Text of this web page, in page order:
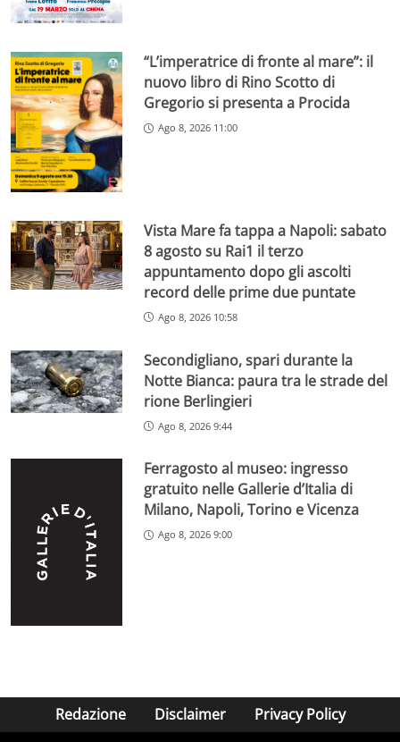
“L’imperatrice di fronte al mare”: il
nuovo libro di Rino Scotto di
Gregorio si presenta a Procida
Ago 8, 2026 11:00
Vista Mare fa tappa a Napoli: sabato
8 agosto su Rai1 il terzo
appuntamento dopo gli ascolti
record delle prime due puntate
Ago 8, 2026 10:58
Secondigliano, spari durante la
Notte Bianca: paura tra le strade del
rione Berlingieri
Ago 8, 2026 9:44
Ferragosto al museo: ingresso
gratuito nelle Gallerie d’Italia di
Milano, Napoli, Torino e Vicenza
Ago 8, 2026 9:00
Redazione Disclaimer Privacy Policy